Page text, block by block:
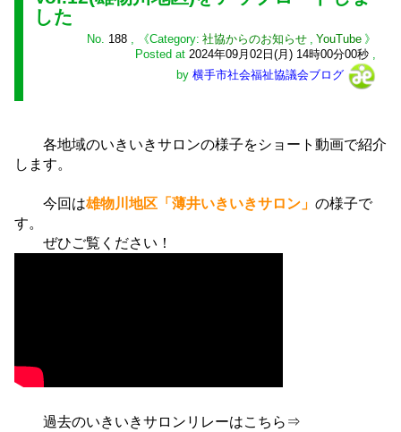
した
No. 188 社協からのお知らせ
YouTube
Posted at 2024年09月02日(月) 14時00分00秒
by 横手市社会福祉協議会ブログ
各地域のいきいきサロンの様子をショート動画で紹介
します。
今回は雄物川地区「薄井いきいきサロン」 の様子で
す。
ぜひご覧ください！
過去のいきいきサロンリレーはこちら⇒